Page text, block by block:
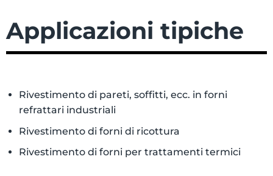
Applicazioni tipiche
Rivestimento di pareti, soffitti, ecc. in forni
refrattari industriali
Rivestimento di forni di ricottura
Rivestimento di forni per trattamenti termici